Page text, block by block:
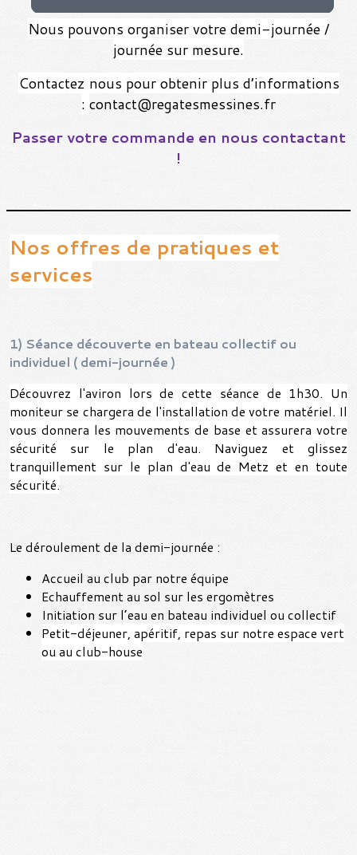
Nous pouvons organiser votre demi-journée /
journée sur mesure.
Contactez nous pour obtenir plus d’informations
: contact@regatesmessines.fr
Passer votre commande en nous contactant
!
Nos offres de pratiques et
services
1) Séance découverte en bateau collectif ou
individuel ( demi-journée )
Découvrez l'aviron lors de cette séance de 1h30. Un
moniteur se chargera de l'installation de votre matériel. Il
vous donnera les mouvements de base et assurera votre
sécurité sur le plan d'eau. Naviguez et glissez
tranquillement sur le plan d'eau de Metz et en toute
sécurité.
Le déroulement de la demi-journée :
Accueil au club par notre équipe
Echauffement au sol sur les ergomètres
Initiation sur l’eau en bateau individuel ou collectif
Petit-déjeuner, apéritif, repas sur notre espace vert
ou au club-house